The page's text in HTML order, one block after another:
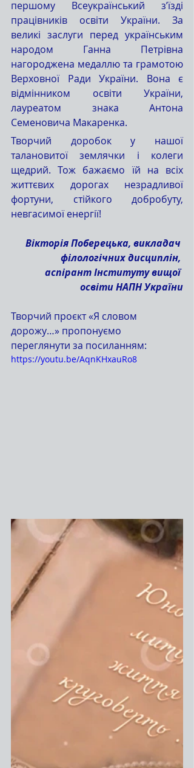
першому Всеукраїнський з’їзді
працівників освіти України. За
великі заслуги перед українським
народом Ганна Петрівна
нагороджена медаллю та грамотою
Верховної Ради України. Вона є
відмінником освіти України,
лауреатом знака Антона
Семеновича Макаренка.
Творчий доробок у нашої
талановитої землячки і колеги
щедрий. Тож бажаємо їй на всіх
життєвих дорогах незрадливої
фортуни, стійкого добробуту,
невгасимої енергії!
Вікторія Поберецька, викладач
філологічних дисциплін,
аспірант Інституту вищої
освіти НАПН України
Творчий проєкт «Я словом
дорожу…» пропонуємо
переглянути за посиланням:
https://youtu.be/AqnKHxauRo8